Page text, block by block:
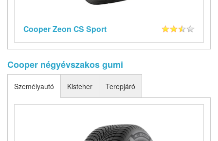
Cooper Zeon CS Sport
Cooper négyévszakos gumi
Személyautó Kisteher Terepjáró